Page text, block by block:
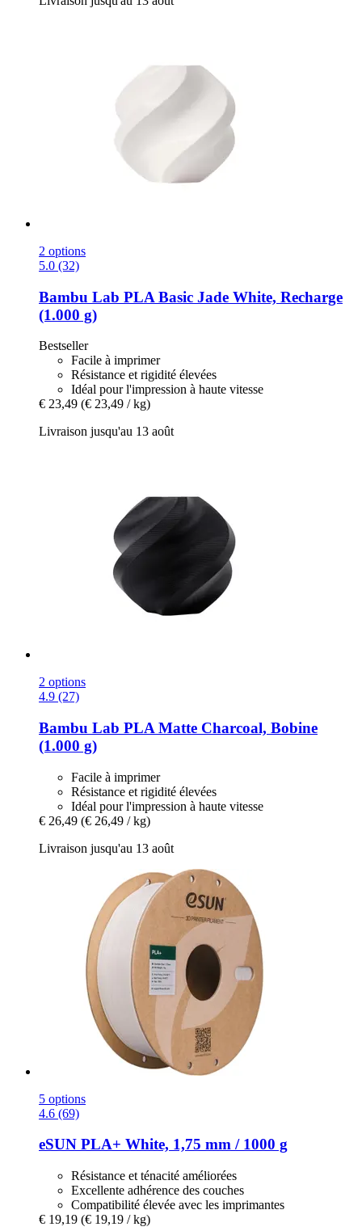
2 options
5.0 (32)
Bambu Lab PLA Basic Jade White, Recharge
(1.000 g)
Bestseller
Facile à imprimer
Résistance et rigidité élevées
Idéal pour l'impression à haute vitesse
€ 23,49 (€ 23,49 / kg)
Livraison jusqu'au 13 août
2 options
4.9 (27)
Bambu Lab PLA Matte Charcoal, Bobine
(1.000 g)
Facile à imprimer
Résistance et rigidité élevées
Idéal pour l'impression à haute vitesse
€ 26,49 (€ 26,49 / kg)
Livraison jusqu'au 13 août
5 options
4.6 (69)
eSUN PLA+ White, 1,75 mm / 1000 g
Résistance et ténacité améliorées
Excellente adhérence des couches
Compatibilité élevée avec les imprimantes
€ 19,19 (€ 19,19 / kg)